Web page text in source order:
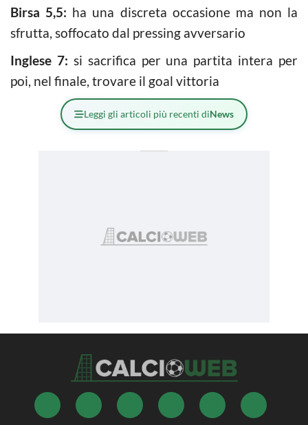
Birsa 5,5: ha una discreta occasione ma non la
sfrutta, soffocato dal pressing avversario
Inglese 7: si sacrifica per una partita intera per
poi, nel finale, trovare il goal vittoria
Leggi gli articoli più recenti diNews